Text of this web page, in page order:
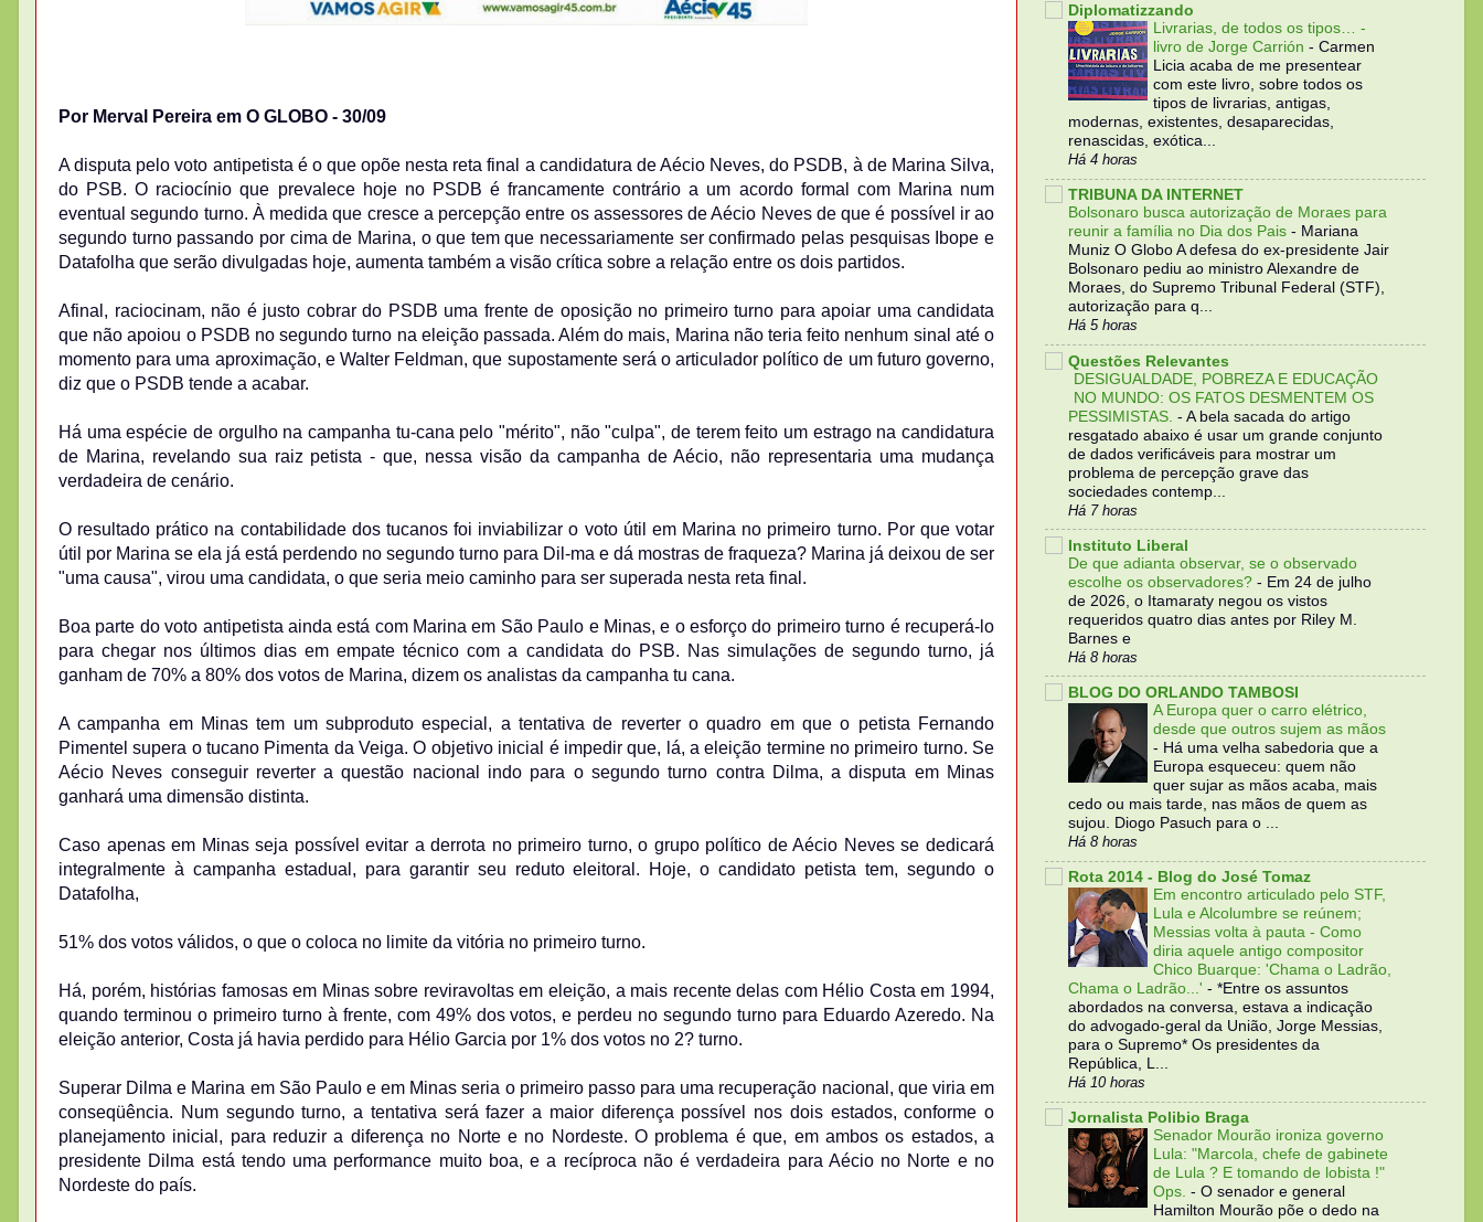
Por Merval Pereira em O GLOBO - 30/09
A disputa pelo voto antipetista é o que opõe nesta reta final a candidatura de Aécio Neves, do PSDB, à de Marina Silva,
do PSB. O raciocínio que prevalece hoje no PSDB é francamente contrário a um acordo formal com Marina num
eventual segundo turno. À medida que cresce a percepção entre os assessores de Aécio Neves de que é possível ir ao
segundo turno passando por cima de Marina, o que tem que necessariamente ser confirmado pelas pesquisas Ibope e
Datafolha que serão divulgadas hoje, aumenta também a visão crítica sobre a relação entre os dois partidos.
Afinal, raciocinam, não é justo cobrar do PSDB uma frente de oposição no primeiro turno para apoiar uma candidata
que não apoiou o PSDB no segundo turno na eleição passada. Além do mais, Marina não teria feito nenhum sinal até o
momento para uma aproximação, e Walter Feldman, que supostamente será o articulador político de um futuro governo,
diz que o PSDB tende a acabar.
Há uma espécie de orgulho na campanha tu-cana pelo "mérito", não "culpa", de terem feito um estrago na candidatura
de Marina, revelando sua raiz petista - que, nessa visão da campanha de Aécio, não representaria uma mudança
verdadeira de cenário.
O resultado prático na contabilidade dos tucanos foi inviabilizar o voto útil em Marina no primeiro turno. Por que votar
útil por Marina se ela já está perdendo no segundo turno para Dil-ma e dá mostras de fraqueza? Marina já deixou de ser
"uma causa", virou uma candidata, o que seria meio caminho para ser superada nesta reta final.
Boa parte do voto antipetista ainda está com Marina em São Paulo e Minas, e o esforço do primeiro turno é recuperá-lo
para chegar nos últimos dias em empate técnico com a candidata do PSB. Nas simulações de segundo turno, já
ganham de 70% a 80% dos votos de Marina, dizem os analistas da campanha tu cana.
A campanha em Minas tem um subproduto especial, a tentativa de reverter o quadro em que o petista Fernando
Pimentel supera o tucano Pimenta da Veiga. O objetivo inicial é impedir que, lá, a eleição termine no primeiro turno. Se
Aécio Neves conseguir reverter a questão nacional indo para o segundo turno contra Dilma, a disputa em Minas
ganhará uma dimensão distinta.
Caso apenas em Minas seja possível evitar a derrota no primeiro turno, o grupo político de Aécio Neves se dedicará
integralmente à campanha estadual, para garantir seu reduto eleitoral. Hoje, o candidato petista tem, segundo o
Datafolha,
51% dos votos válidos, o que o coloca no limite da vitória no primeiro turno.
Há, porém, histórias famosas em Minas sobre reviravoltas em eleição, a mais recente delas com Hélio Costa em 1994,
quando terminou o primeiro turno à frente, com 49% dos votos, e perdeu no segundo turno para Eduardo Azeredo. Na
eleição anterior, Costa já havia perdido para Hélio Garcia por 1% dos votos no 2? turno.
Superar Dilma e Marina em São Paulo e em Minas seria o primeiro passo para uma recuperação nacional, que viria em
conseqüência. Num segundo turno, a tentativa será fazer a maior diferença possível nos dois estados, conforme o
planejamento inicial, para reduzir a diferença no Norte e no Nordeste. O problema é que, em ambos os estados, a
presidente Dilma está tendo uma performance muito boa, e a recíproca não é verdadeira para Aécio no Norte e no
Nordeste do país.
Diplomatizzando
Livrarias, de todos os tipos… -
livro de Jorge Carrión - Carmen
Licia acaba de me presentear
com este livro, sobre todos os
tipos de livrarias, antigas,
modernas, existentes, desaparecidas,
renascidas, exótica...
Há 4 horas
TRIBUNA DA INTERNET
Bolsonaro busca autorização de Moraes para
reunir a família no Dia dos Pais - Mariana
Muniz O Globo A defesa do ex-presidente Jair
Bolsonaro pediu ao ministro Alexandre de
Moraes, do Supremo Tribunal Federal (STF),
autorização para q...
Há 5 horas
Questões Relevantes
DESIGUALDADE, POBREZA E EDUCAÇÃO
NO MUNDO: OS FATOS DESMENTEM OS
PESSIMISTAS. - A bela sacada do artigo
resgatado abaixo é usar um grande conjunto
de dados verificáveis para mostrar um
problema de percepção grave das
sociedades contemp...
Há 7 horas
Instituto Liberal
De que adianta observar, se o observado
escolhe os observadores? - Em 24 de julho
de 2026, o Itamaraty negou os vistos
requeridos quatro dias antes por Riley M.
Barnes e
Há 8 horas
BLOG DO ORLANDO TAMBOSI
A Europa quer o carro elétrico,
desde que outros sujem as mãos
- Há uma velha sabedoria que a
Europa esqueceu: quem não
quer sujar as mãos acaba, mais
cedo ou mais tarde, nas mãos de quem as
sujou. Diogo Pasuch para o ...
Há 8 horas
Rota 2014 - Blog do José Tomaz
Em encontro articulado pelo STF,
Lula e Alcolumbre se reúnem;
Messias volta à pauta - Como
diria aquele antigo compositor
Chico Buarque: 'Chama o Ladrão,
Chama o Ladrão...' - *Entre os assuntos
abordados na conversa, estava a indicação
do advogado-geral da União, Jorge Messias,
para o Supremo* Os presidentes da
República, L...
Há 10 horas
Jornalista Polibio Braga
Senador Mourão ironiza governo
Lula: "Marcola, chefe de gabinete
de Lula ? E tomando de lobista !"
Ops. - O senador e general
Hamilton Mourão põe o dedo na